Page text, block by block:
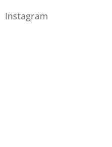
Instagram